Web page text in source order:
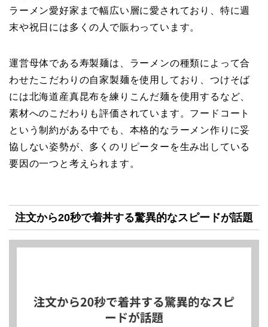
ラーメン愛好家まで幅広い層に愛されており、特に週
末や祝日には多くの人で賑わっています。
運営母体である寿製麺は、ラーメンの種類によって合
わせたこだわりの自家製麺を使用しており、つけそば
には北海道産真昆布を練りこんだ麺を使用するなど、
素材へのこだわりも評価されています。フードコート
という制約がある中でも、本格的なラーメン作りに妥
協しない姿勢が、多くのリピーターを生み出している
要因の一つと考えられます。
注文から20秒で着丼する驚異的なスピードが話題